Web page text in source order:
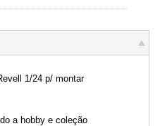
1/24 p/ montar
a hobby e coleção